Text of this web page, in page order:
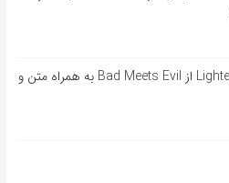
آهنگ انگلیسی Lighters از Bad Meets Evil به همراه متن و